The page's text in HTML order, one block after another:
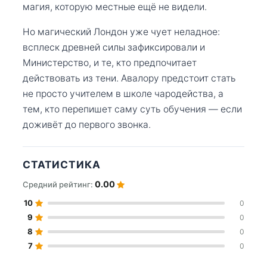
магия, которую местные ещё не видели.
Но магический Лондон уже чует неладное:
всплеск древней силы зафиксировали и
Министерство, и те, кто предпочитает
действовать из тени. Авалору предстоит стать
не просто учителем в школе чародейства, а
тем, кто перепишет саму суть обучения — если
доживёт до первого звонка.
СТАТИСТИКА
Средний рейтинг: 0.00
10 0
9 0
8 0
7 0